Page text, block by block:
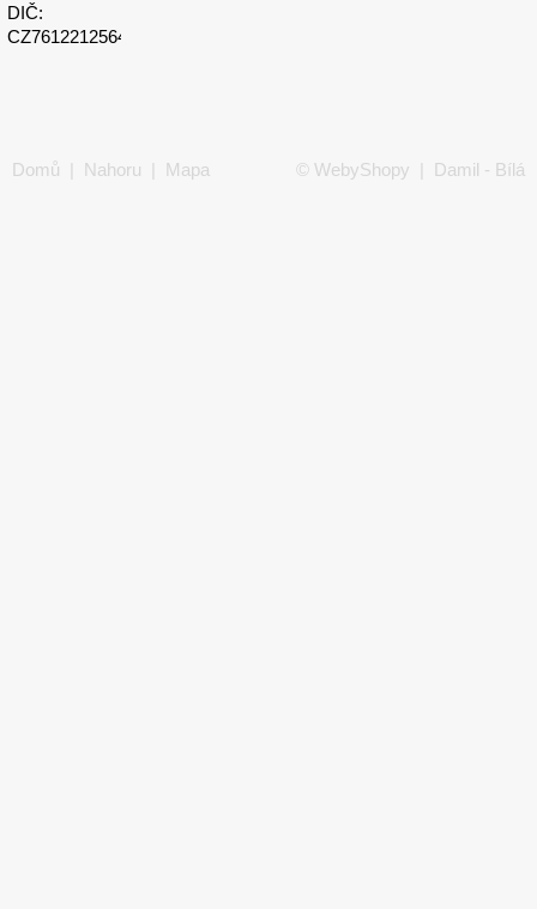
DIČ:
CZ7612212564
Domů Nahoru Mapa © WebyShopy | Damil - Bílá